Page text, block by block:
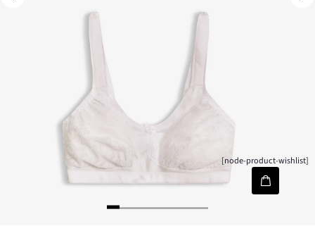
[node-product-wishlist]